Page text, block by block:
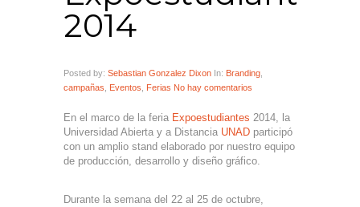
2014
Posted by: Sebastian Gonzalez Dixon In: Branding
campañas
Eventos Ferias No hay comentarios
En el marco de la feria Expoestudiantes 2014, la
Universidad Abierta y a Distancia UNAD participó
con un amplio stand elaborado por nuestro equipo
de producción, desarrollo y diseño gráfico.
Durante la semana del 22 al 25 de octubre,